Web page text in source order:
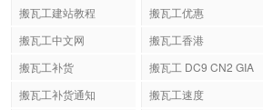
搬瓦工建站教程 搬瓦工优惠
搬瓦工中文网
搬瓦工香港
搬瓦工补货
搬瓦工 DC9 CN2 GIA
搬瓦工补货通知
搬瓦工速度